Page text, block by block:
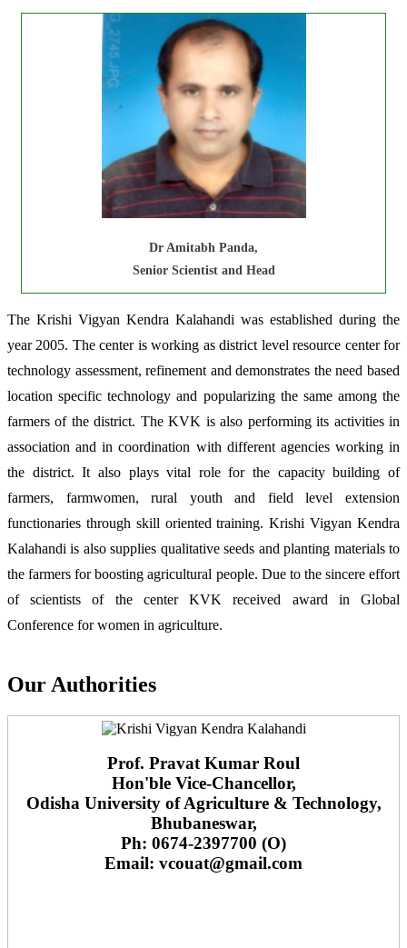
Dr Amitabh Panda,
Senior Scientist and Head
The Krishi Vigyan Kendra Kalahandi was established during the
year 2005. The center is working as district level resource center for
technology assessment, refinement and demonstrates the need based
location specific technology and popularizing the same among the
farmers of the district. The KVK is also performing its activities in
association and in coordination with different agencies working in
the district. It also plays vital role for the capacity building of
farmers, farmwomen, rural youth and field level extension
functionaries through skill oriented training. Krishi Vigyan Kendra
Kalahandi is also supplies qualitative seeds and planting materials to
the farmers for boosting agricultural people. Due to the sincere effort
of scientists of the center KVK received award in Global
Conference for women in agriculture.
Our Authorities
Prof. Pravat Kumar Roul
Hon'ble Vice-Chancellor,
Odisha University of Agriculture & Technology,
Bhubaneswar,
Ph: 0674-2397700 (O)
Email: vcouat@gmail.com